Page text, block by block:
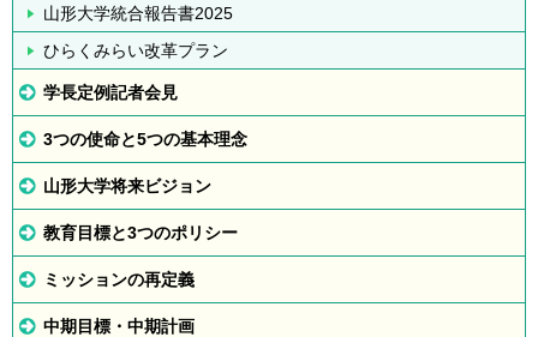
山形大学統合報告書2025
ひらくみらい改革プラン
学長定例記者会見
3つの使命と5つの基本理念
山形大学将来ビジョン
教育目標と3つのポリシー
ミッションの再定義
中期目標・中期計画